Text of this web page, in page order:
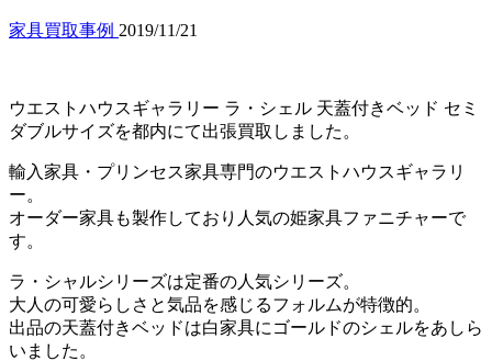
家具買取事例 2019/11/21
ウエストハウスギャラリー ラ・シェル 天蓋付きベッド セミ
ダブルサイズを都内にて出張買取しました。
輸入家具・プリンセス家具専門のウエストハウスギャラリ
ー。
オーダー家具も製作しており人気の姫家具ファニチャーで
す。
ラ・シャルシリーズは定番の人気シリーズ。
大人の可愛らしさと気品を感じるフォルムが特徴的。
出品の天蓋付きベッドは白家具にゴールドのシェルをあしら
いました。